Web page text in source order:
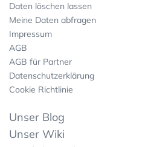
Daten löschen lassen
Meine Daten abfragen
Impressum
AGB
AGB für Partner
Datenschutzerklärung
Cookie Richtlinie
Unser Blog
Unser Wiki